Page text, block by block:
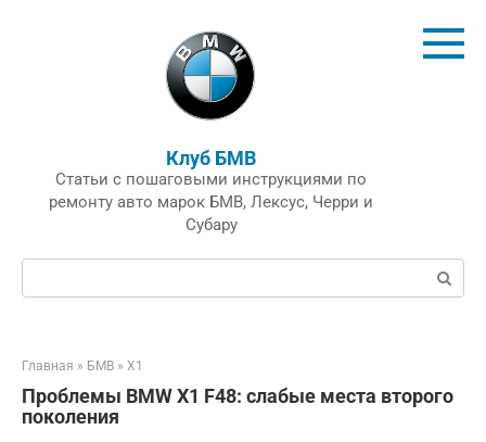
Клуб БМВ
Статьи с пошаговыми инструкциями по
ремонту авто марок БМВ, Лексус, Черри и
Субару
Поиск:
Главная » БМВ » X1
Проблемы BMW X1 F48: слабые места второго
поколения